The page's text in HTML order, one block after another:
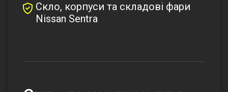
Скло, корпуси та складові фари
Nissan Sentra